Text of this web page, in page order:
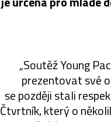
„Soutěž Young
prezentovat své
se později stali
Čtvrtník, který o